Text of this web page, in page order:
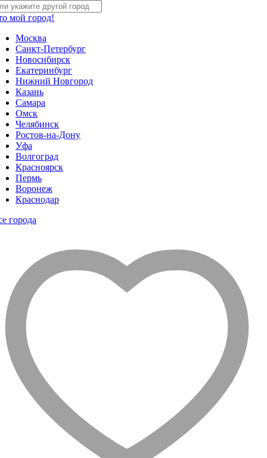
мой город!
Москва
Санкт-Петербург
Новосибирск
Екатеринбург
Нижний Новгород
Казань
Самара
Омск
Челябинск
Ростов-на-Дону
Уфа
Волгоград
Красноярск
Пермь
Воронеж
Краснодар
города